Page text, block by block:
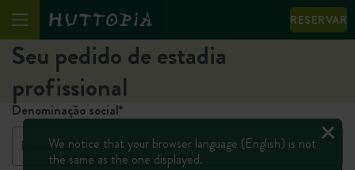
RESERVAR
Seu pedido de estadia
profissional
Denominação social*
We notice that your browser language (English) is not
the same as the one displayed.